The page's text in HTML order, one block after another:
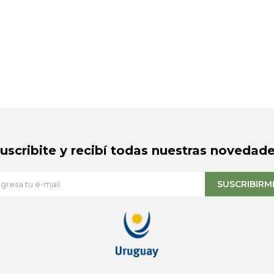
y recibí todas nuestras